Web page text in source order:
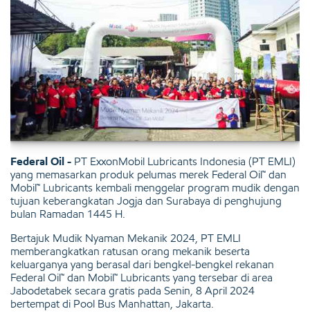
Federal Oil - PT ExxonMobil Lubricants Indonesia (PT EMLI)
yang memasarkan produk pelumas merek Federal Oil™ dan
Mobil™ Lubricants kembali menggelar program mudik dengan
tujuan keberangkatan Jogja dan Surabaya di penghujung
bulan Ramadan 1445 H.
Bertajuk Mudik Nyaman Mekanik 2024, PT EMLI
memberangkatkan ratusan orang mekanik beserta
keluarganya yang berasal dari bengkel-bengkel rekanan
Federal Oil™ dan Mobil™ Lubricants yang tersebar di area
Jabodetabek secara gratis pada Senin, 8 April 2024
bertempat di Pool Bus Manhattan, Jakarta.